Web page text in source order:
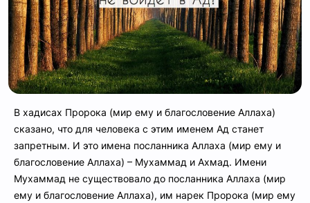
В хадисах Пророка (мир ему и благословение Аллаха)
сказано, что для человека с этим именем Ад станет
запретным. И это имена посланника Аллаха (мир ему и
благословение Аллаха) – Мухаммад и Ахмад. Имени
Мухаммад не существовало до посланника Аллаха (мир
ему и благословение Аллаха), им нарек Пророка (мир ему